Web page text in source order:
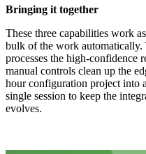
Bringing it together
These three capabilities work
bulk of the work
processes the high-confidence
manual controls clean up the
hour configuration project into
single session to keep the
evolves.